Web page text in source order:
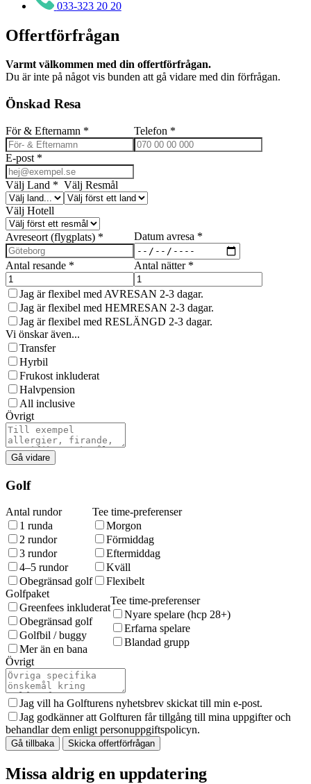
033-323 20 20
Offertförfrågan
Varmt välkommen med din offertförfrågan.
Du är inte på något vis bunden att gå vidare med din förfrågan.
Önskad Resa
För & Efternamn * Telefon *
E-post *
Välj Land * Välj Resmål
Välj Hotell
Avreseort (flygplats) * Datum avresa *
Antal resande * Antal nätter *
Jag är flexibel med AVRESAN 2-3 dagar.
Jag är flexibel med HEMRESAN 2-3 dagar.
Jag är flexibel med RESLÄNGD 2-3 dagar.
Vi önskar även...
Transfer
Hyrbil
Frukost inkluderat
Halvpension
All inclusive
Övrigt
Gå vidare
Golf
Antal rundor
1 runda
2 rundor
3 rundor
4–5 rundor
Obegränsad golf
Tee time-preferenser
Morgon
Förmiddag
Eftermiddag
Kväll
Flexibelt
Golfpaket
Greenfees inkluderat
Obegränsad golf
Golfbil / buggy
Mer än en bana
Tee time-preferenser
Nyare spelare (hcp 28+)
Erfarna spelare
Blandad grupp
Övrigt
Jag vill ha Golfturens nyhetsbrev skickat till min e-post.
Jag godkänner att Golfturen får tillgång till mina uppgifter och
behandlar dem enligt personuppgiftspolicyn.
Gå tillbaka Skicka offertförfrågan
Missa aldrig en uppdatering